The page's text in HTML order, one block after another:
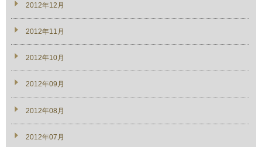
2012年12月
2012年11月
2012年10月
2012年09月
2012年08月
2012年07月